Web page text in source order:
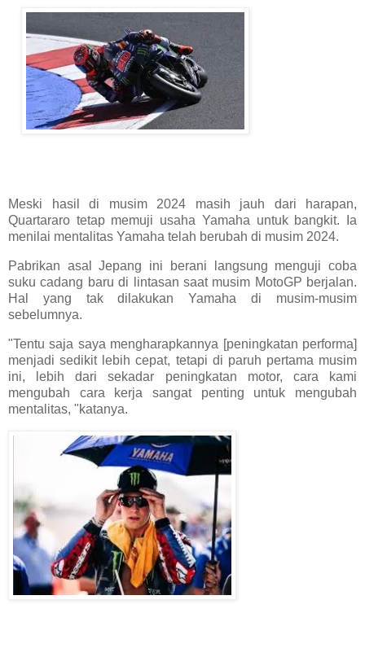
Meski hasil di musim 2024 masih jauh dari harapan,
Quartararo tetap memuji usaha Yamaha untuk bangkit. Ia
menilai mentalitas Yamaha telah berubah di musim 2024.
Pabrikan asal Jepang ini berani langsung menguji coba
suku cadang baru di lintasan saat musim MotoGP berjalan.
Hal yang tak dilakukan Yamaha di musim-musim
sebelumnya.
"Tentu saja saya mengharapkannya [peningkatan performa]
menjadi sedikit lebih cepat, tetapi di paruh pertama musim
ini, lebih dari sekadar peningkatan motor, cara kami
mengubah cara kerja sangat penting untuk mengubah
mentalitas, "katanya.